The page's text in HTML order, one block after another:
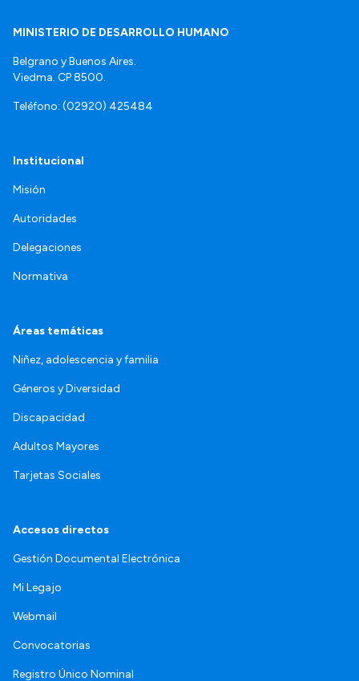
MINISTERIO DE DESARROLLO HUMANO
Belgrano y Buenos Aires.
Viedma. CP 8500.
Teléfono: (02920) 425484
Institucional
Misión
Autoridades
Delegaciones
Normativa
Áreas temáticas
Niñez, adolescencia y familia
Géneros y Diversidad
Discapacidad
Adultos Mayores
Tarjetas Sociales
Accesos directos
Gestión Documental Electrónica
Mi Legajo
Webmail
Convocatorias
Registro Único Nominal